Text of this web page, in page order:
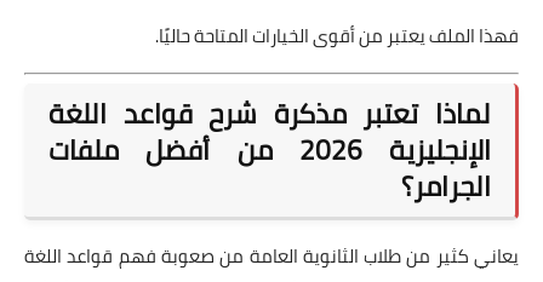
فهذا الملف يعتبر من أقوى الخيارات المتاحة حاليًا.
لماذا تعتبر مذكرة شرح قواعد اللغة
الإنجليزية 2026 من أفضل ملفات
الجرامر؟
يعاني كثير من طلاب الثانوية العامة من صعوبة فهم قواعد اللغة